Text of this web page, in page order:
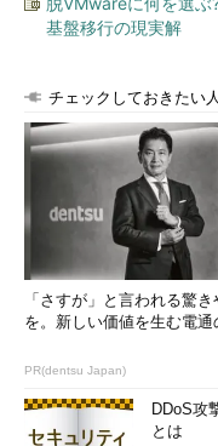
言語を指定してフォン
使用するフォントを、
日本語環境におけるデ
「
fc-match :lang=ja 」
「日本語でserifを指定
serif:lang=ja」のように
ォントを表示します。
コマンド実行例
基盤移行の現実解
チェックしておきたい
「さすが」と言われる驚
を。新しい価値を生む電通
PR(dentsu Japan)
DDoS攻
とは